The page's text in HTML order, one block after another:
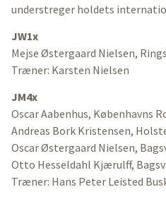
understreger holdets
JW1x
Mejse Østergaard Nielsen,
Træner: Karsten Nielsen
JM4x
Oscar Aabenhus, Københavns
Andreas Bork Kristensen,
Oscar Østergaard Nielsen,
Otto Hesseldahl Kjærulff,
Træner: Hans Peter Leisted